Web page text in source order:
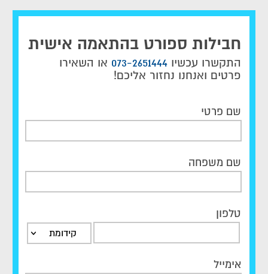
חבילות ספורט בהתאמה אישית
התקשרו עכשיו 073-2651444 או השאירו
פרטים ואנחנו נחזור אליכם!
שם פרטי
שם משפחה
טלפון
קידומת
אימייל